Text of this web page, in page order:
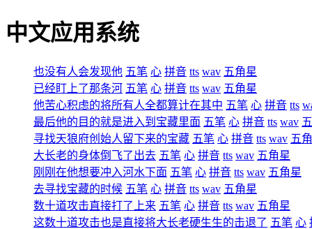
中文应用系统
也没有人会发现他 五笔 心 拼音 tts wav 五角星
已经盯上了那条河 五笔 心 拼音 tts wav 五角星
他苦心积虑的将所有人全都算计在其中 五笔 心 拼音 tts
最后他的目的就是进入到宝藏里面 五笔 心 拼音 tts wav
寻找天狼府创始人留下来的宝藏 五笔 心 拼音 tts wav 五
大长老的身体倒飞了出去 五笔 心 拼音 tts wav 五角星
刚刚在他想要冲入河水下面 五笔 心 拼音 tts wav 五角星
去寻找宝藏的时候 五笔 心 拼音 tts wav 五角星
数十道攻击直接打了上来 五笔 心 拼音 tts wav 五角星
这数十道攻击也是直接将大长老硬生生的击退了 五笔 心